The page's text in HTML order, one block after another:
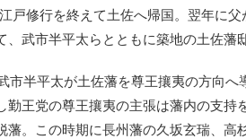
戸修行を終えて土佐へ帰国。翌年に
、武市半平太らとともに築地の土佐藩
市半平太が土佐藩を尊王攘夷の方向
勤王党の尊王攘夷の主張は藩内の支
藩。この時期に長州藩の久坂玄瑞、高